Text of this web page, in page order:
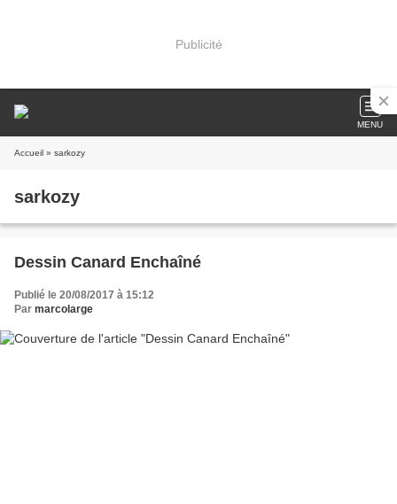
Publicité
MENU
Accueil » sarkozy
sarkozy
Dessin Canard Enchaîné
Publié le 20/08/2017 à 15:12
Par marcolarge